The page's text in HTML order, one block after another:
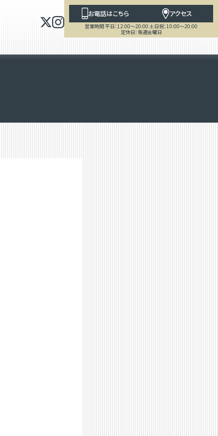
お電話はこちら アクセス
営業時間 平日：12:00～20:00 土日祝：10:00～20:00
定休日：毎週金曜日